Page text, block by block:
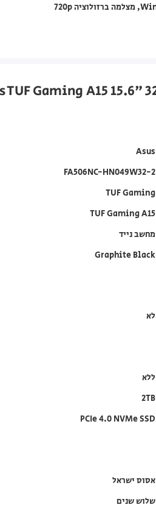
PCIe 4.0 NVMe SSD בנפח 2TB, כרטיס גרפי NVIDIA GeForce RTX 3050, מערכת הפעלה Windows 11 Home, מצלמה ברזולוציה 720p
Asus
FA506NC-HN049W32-2
TUF Gaming
TUF Gaming A15
מחשב נייד
Graphite Black
לא
ללא
2TB
PCIe 4.0 NVMe SSD
אסוס ישראל
שלוש שנים